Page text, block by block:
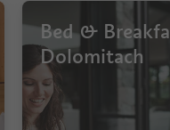
Bed &
Dolomitach